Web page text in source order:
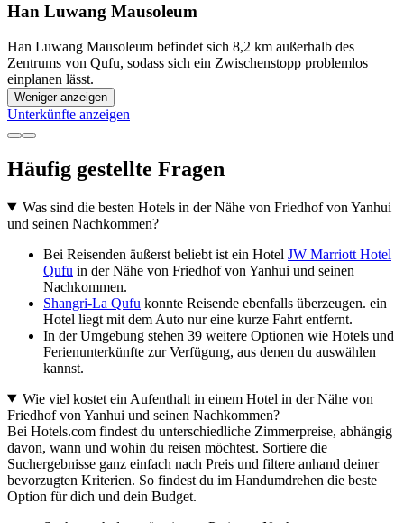
Han Luwang Mausoleum
Han Luwang Mausoleum befindet sich 8,2 km außerhalb des
Zentrums von Qufu, sodass sich ein Zwischenstopp problemlos
einplanen lässt.
Weniger anzeigen
Unterkünfte anzeigen
Häufig gestellte Fragen
Was sind die besten Hotels in der Nähe von Friedhof von Yanhui
und seinen Nachkommen?
Bei Reisenden äußerst beliebt ist ein Hotel JW Marriott Hotel
Qufu in der Nähe von Friedhof von Yanhui und seinen
Nachkommen.
Shangri-La Qufu konnte Reisende ebenfalls überzeugen. ein
Hotel liegt mit dem Auto nur eine kurze Fahrt entfernt.
In der Umgebung stehen 39 weitere Optionen wie Hotels und
Ferienunterkünfte zur Verfügung, aus denen du auswählen
kannst.
Wie viel kostet ein Aufenthalt in einem Hotel in der Nähe von
Friedhof von Yanhui und seinen Nachkommen?
Bei Hotels.com findest du unterschiedliche Zimmerpreise, abhängig
davon, wann und wohin du reisen möchtest. Sortiere die
Suchergebnisse ganz einfach nach Preis und filtere anhand deiner
bevorzugten Kriterien. So findest du im Handumdrehen die beste
Option für dich und dein Budget.